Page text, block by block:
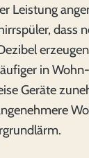
Leistung
dass
in
Geräte